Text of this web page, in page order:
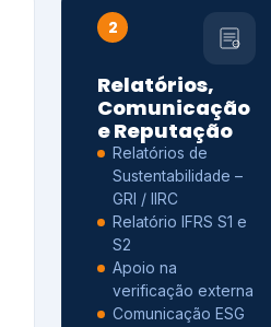
2
Relatórios,
Comunicação
e Reputação
Relatórios de
Sustentabilidade –
GRI / IIRC
Relatório IFRS S1 e
S2
Apoio na
verificação externa
Comunicação ESG